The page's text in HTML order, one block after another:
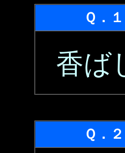
Ｑ．
香ば
Ｑ．